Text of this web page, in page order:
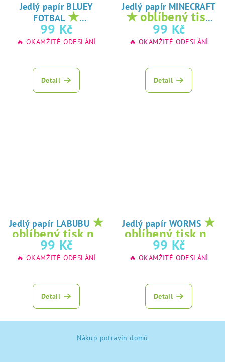
Jedlý papír BLUEY
FOTBAL ★
oblíbený tisk na
jedlý papír
99 Kč
🔥 OKAMŽITÉ ODESLÁNÍ
Detail
Jedlý papír MINECRAFT
★ oblíbený tisk
na jedlý papír
99 Kč
🔥 OKAMŽITÉ ODESLÁNÍ
Detail
Jedlý papír LABUBU ★
oblíbený tisk na
jedlý papír
99 Kč
🔥 OKAMŽITÉ ODESLÁNÍ
Detail
Jedlý papír WORMS ★
oblíbený tisk na
jedlý papír
99 Kč
🔥 OKAMŽITÉ ODESLÁNÍ
Detail
Nákup potravin domů